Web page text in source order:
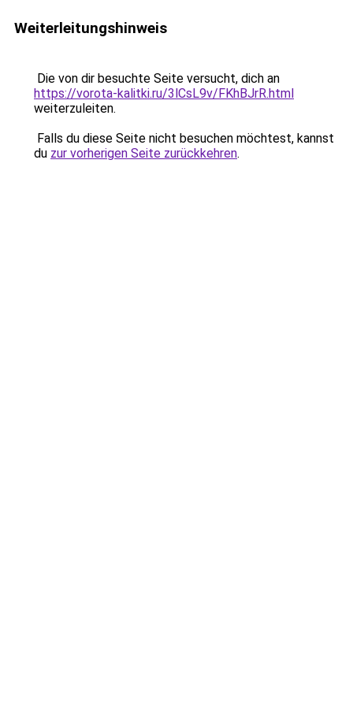
Weiterleitungshinweis
Die von dir besuchte Seite versucht, dich an
https://vorota-kalitki.ru/3lCsL9v/FKhBJrR.html
weiterzuleiten.
Falls du diese Seite nicht besuchen möchtest, kannst
du zur vorherigen Seite zurückkehren.